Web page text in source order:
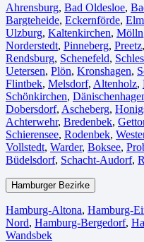
Ahrensburg, Bad Oldesloe,
Bargteheide, Eckernförde,
Ulzburg, Kaltenkirchen, Mölln
Norderstedt, Pinneberg, Preetz,
Rendsburg, Schenefeld,
Uetersen, Plön, Kronshagen,
Flintbek, Melsdorf, Altenholz,
Schönkirchen,
Dobersdorf, Ascheberg,
Achterwehr, Bredenbek,
Schierensee, Rodenbek,
Vollstedt, Warder, Boksee,
Büdelsdorf, Schacht-Audorf,
Hamburger Bezirke
Hamburg-Altona, Hamburg-
Nord, Hamburg-Bergedorf,
Wandsbek